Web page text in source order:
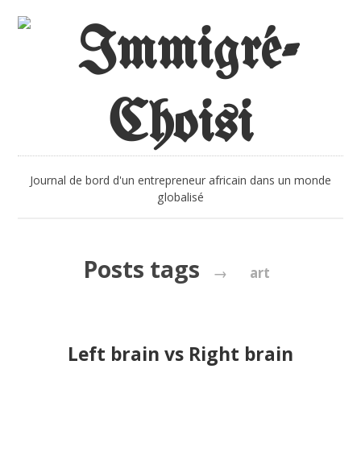
Journal de bord d'un entrepreneur africain dans un monde
globalisé
Posts tags → art
Left brain vs Right brain